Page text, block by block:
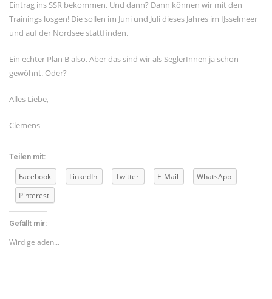
Januar 2021
November 2020
September 2020
Juni 2020
Mai 2020
META
Anmelden
Eintrags-Feed
Eintrag ins SSR bekommen. Und dann? Dann können wir mit den
Trainings losgen! Die sollen im Juni und Juli dieses Jahres im IJsselmeer
und auf der Nordsee stattfinden.
Ein echter Plan B also. Aber das sind wir als SeglerInnen ja schon
gewöhnt. Oder?
Alles Liebe,
Clemens
Teilen mit:
Facebook LinkedIn Twitter E-Mail
WhatsApp
Pinterest
Gefällt mir:
Wird geladen...